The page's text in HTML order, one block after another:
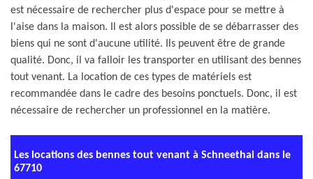
est nécessaire de rechercher plus d'espace pour se mettre à
l'aise dans la maison. Il est alors possible de se débarrasser des
biens qui ne sont d'aucune utilité. Ils peuvent être de grande
qualité. Donc, il va falloir les transporter en utilisant des bennes
tout venant. La location de ces types de matériels est
recommandée dans le cadre des besoins ponctuels. Donc, il est
nécessaire de rechercher un professionnel en la matière.
Les locations des bennes tout venant à Schneethal dans le
67710